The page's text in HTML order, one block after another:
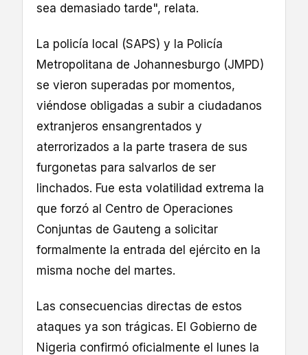
sea demasiado tarde", relata.
La policía local (SAPS) y la Policía
Metropolitana de Johannesburgo (JMPD)
se vieron superadas por momentos,
viéndose obligadas a subir a ciudadanos
extranjeros ensangrentados y
aterrorizados a la parte trasera de sus
furgonetas para salvarlos de ser
linchados. Fue esta volatilidad extrema la
que forzó al Centro de Operaciones
Conjuntas de Gauteng a solicitar
formalmente la entrada del ejército en la
misma noche del martes.
Las consecuencias directas de estos
ataques ya son trágicas. El Gobierno de
Nigeria confirmó oficialmente el lunes la